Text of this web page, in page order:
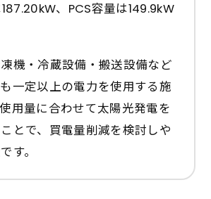
、PCS容量は149.9kW
機・冷蔵設備・搬送設備など
一定以上の電力を使用する施
用量に合わせて太陽光発電を
とで、買電量削減を検討しや
す。